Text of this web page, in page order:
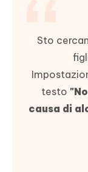
Sto
testo
causa di